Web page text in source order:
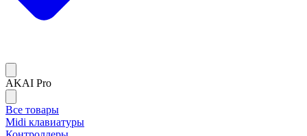
AKAI Pro
Все товары
Midi клавиатуры